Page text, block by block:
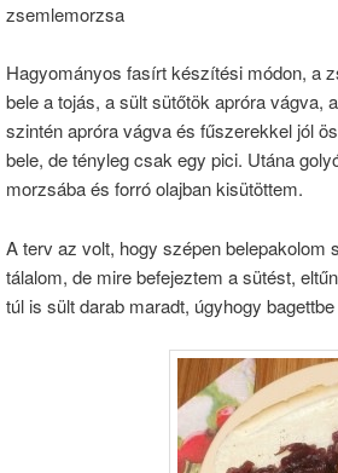
zsemlemorzsa
Hagyományos fasírt készítési módon, a
bele a tojás, a sült sütőtök apróra vágva,
szintén apróra vágva és fűszerekkel jól
bele, de tényleg csak egy pici. Utána
morzsába és forró olajban kisütöttem.
A terv az volt, hogy szépen belepakolom
tálalom, de mire befejeztem a sütést,
túl is sült darab maradt, úgyhogy